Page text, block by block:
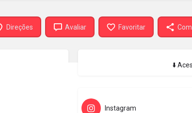
Direções Avaliar Favoritar
⬇️
Instagram